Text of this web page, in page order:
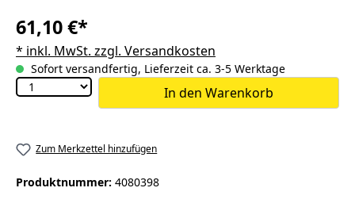
61,10 €*
* inkl. MwSt. zzgl. Versandkosten
Sofort versandfertig, Lieferzeit ca. 3-5 Werktage
In den Warenkorb
Zum Merkzettel hinzufügen
Produktnummer: 4080398